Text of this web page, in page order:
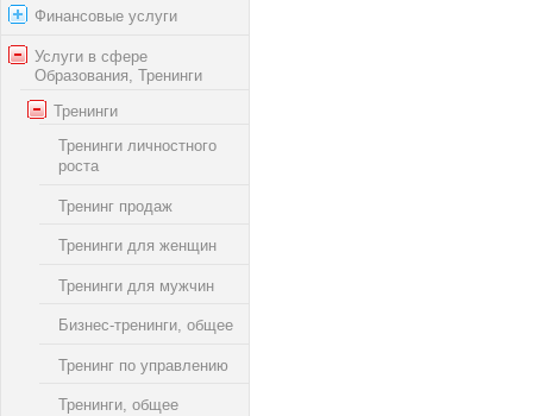
Финансовые услуги
Услуги в сфере
Образования, Тренинги
Тренинги
Тренинги личностного
роста
Тренинг продаж
Тренинги для женщин
Тренинги для мужчин
Бизнес-тренинги, общее
Тренинг по управлению
Тренинги, общее